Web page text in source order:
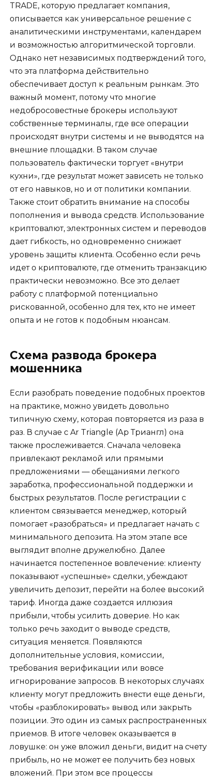
TRADE, которую предлагает компания,
описывается как универсальное решение с
аналитическими инструментами, календарем
и возможностью алгоритмической торговли.
Однако нет независимых подтверждений того,
что эта платформа действительно
обеспечивает доступ к реальным рынкам. Это
важный момент, потому что многие
недобросовестные брокеры используют
собственные терминалы, где все операции
происходят внутри системы и не выводятся на
внешние площадки. В таком случае
пользователь фактически торгует «внутри
кухни», где результат может зависеть не только
от его навыков, но и от политики компании.
Также стоит обратить внимание на способы
пополнения и вывода средств. Использование
криптовалют, электронных систем и переводов
дает гибкость, но одновременно снижает
уровень защиты клиента. Особенно если речь
идет о криптовалюте, где отменить транзакцию
практически невозможно. Все это делает
работу с платформой потенциально
рискованной, особенно для тех, кто не имеет
опыта и не готов к подобным нюансам.
Схема развода брокера
мошенника
Если разобрать поведение подобных проектов
на практике, можно увидеть довольно
типичную схему, которая повторяется из раза в
раз. В случае с Ar Triangle (Ар Триангл) она
также прослеживается. Сначала человека
привлекают рекламой или прямыми
предложениями — обещаниями легкого
заработка, профессиональной поддержки и
быстрых результатов. После регистрации с
клиентом связывается менеджер, который
помогает «разобраться» и предлагает начать с
минимального депозита. На этом этапе все
выглядит вполне дружелюбно. Далее
начинается постепенное вовлечение: клиенту
показывают «успешные» сделки, убеждают
увеличить депозит, перейти на более высокий
тариф. Иногда даже создается иллюзия
прибыли, чтобы усилить доверие. Но как
только речь заходит о выводе средств,
ситуация меняется. Появляются
дополнительные условия, комиссии,
требования верификации или вовсе
игнорирование запросов. В некоторых случаях
клиенту могут предложить внести еще деньги,
чтобы «разблокировать» вывод или закрыть
позиции. Это один из самых распространенных
приемов. В итоге человек оказывается в
ловушке: он уже вложил деньги, видит на счету
прибыль, но не может ее получить без новых
вложений. При этом все процессы